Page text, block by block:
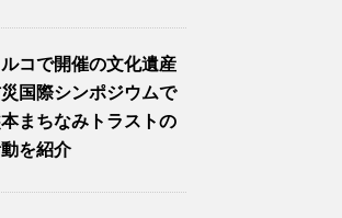
ルコで開催の文化遺産
災国際シンポジウムで
まちなみトラストの
を紹介